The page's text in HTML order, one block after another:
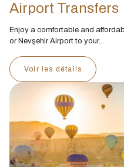
Airport Transfers
Enjoy a comfortable and
or Nevşehir Airport to your...
Voir les détails